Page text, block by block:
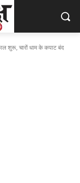
शुरू, चारों धाम के कपाट बंद